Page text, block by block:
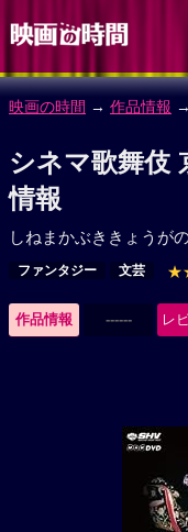
映画の時間 → 作品情報
シネマ歌舞伎
情報
しねまかぶききょうが
ファンタジー 文芸
作品情報 ------ レ